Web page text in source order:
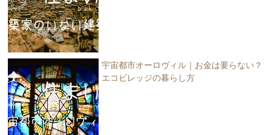
宇宙都市オーロヴィル｜お金は要らない？
エコビレッジの暮らし方